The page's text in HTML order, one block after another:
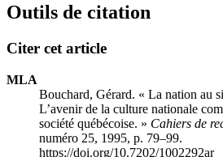
Outils de citation
Citer cet article
MLA
Bouchard, Gérard. « La nation au
L’avenir de la culture nationale
société québécoise. » Cahiers de
numéro 25, 1995, p. 79–99.
https://doi.org/10.7202/1002292ar